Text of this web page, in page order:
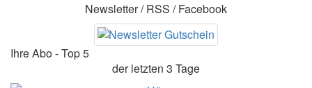
Newsletter / RSS / Facebook
Ihre Abo - Top 5
der letzten 3 Tage